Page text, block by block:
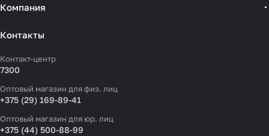
Компания
Контакты
Контакт-центр
7300
Оптовый магазин для физ. лиц
+375 (29) 169-89-41
Оптовый магазин для юр. лиц
+375 (44) 500-88-99